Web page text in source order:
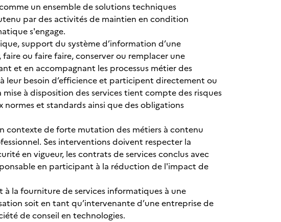
un ensemble de solutions techniques
par des activités de maintien en condition
s'engage.
support du système d’information d’une
ou faire faire, conserver ou remplacer une
et en accompagnant les processus métier des
leur besoin d’efficience et participent directement ou
à disposition des services tient compte des risques
et standards ainsi que des obligations
contexte de forte mutation des métiers à contenu
Ses interventions doivent respecter la
en vigueur, les contrats de services conclus avec
en participant à la réduction de l'impact de
la fourniture de services informatiques à une
soit en tant qu’intervenante d’une entreprise de
de conseil en technologies.